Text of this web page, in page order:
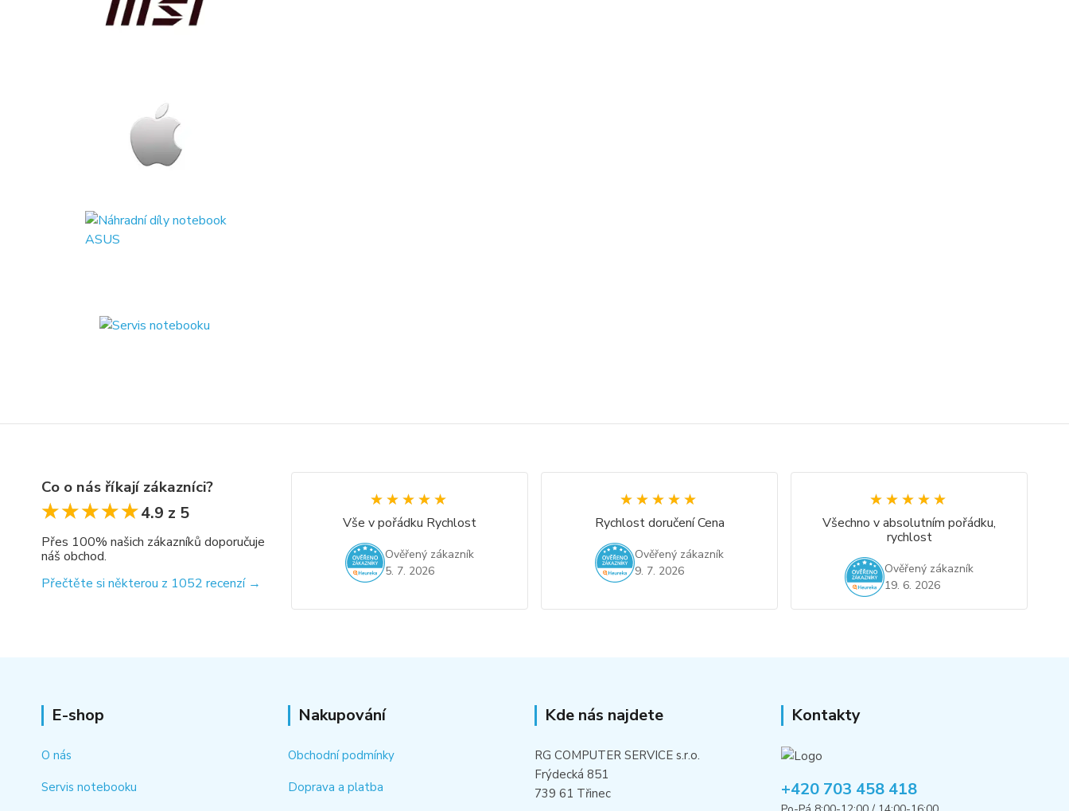
Co o nás říkají zákazníci?
★★★★★
★★★★★4.9 z 5
Přes 100% našich zákazníků doporučuje
náš obchod.
Přečtěte si některou z 1052 recenzí →
★★★★★
★★★★★
Vše v pořádku Rychlost
Ověřený zákazník
5. 7. 2026
★★★★★
★★★★★
Rychlost doručení Cena
Ověřený zákazník
9. 7. 2026
★★★★★
★★★★★
Všechno v absolutním pořádku,
rychlost
Ověřený zákazník
19. 6. 2026
E-shop
O nás
Servis notebooku
Nakupování
Obchodní podmínky
Doprava a platba
Kde nás najdete
RG COMPUTER SERVICE s.r.o.
Frýdecká 851
739 61 Třinec
Kontakty
+420 703 458 418